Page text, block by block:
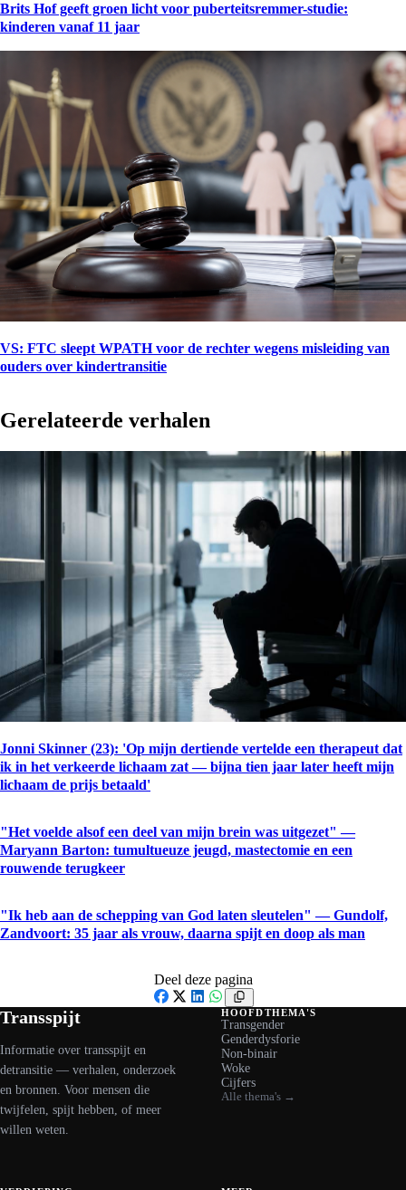
Brits Hof geeft groen licht voor puberteitsremmer-studie:
kinderen vanaf 11 jaar
VS: FTC sleept WPATH voor de rechter wegens misleiding van
ouders over kindertransitie
Gerelateerde verhalen
Jonni Skinner (23): 'Op mijn dertiende vertelde een therapeut dat
ik in het verkeerde lichaam zat — bijna tien jaar later heeft mijn
lichaam de prijs betaald'
"Het voelde alsof een deel van mijn brein was uitgezet" —
Maryann Barton: tumultueuze jeugd, mastectomie en een
rouwende terugkeer
"Ik heb aan de schepping van God laten sleutelen" — Gundolf,
Zandvoort: 35 jaar als vrouw, daarna spijt en doop als man
Deel deze pagina
Facebook
X LinkedIn
WhatsApp
Transspijt
Informatie over transspijt en
detransitie — verhalen, onderzoek
en bronnen. Voor mensen die
twijfelen, spijt hebben, of meer
willen weten.
HOOFDTHEMA'S
Transgender
Genderdysforie
Non-binair
Woke
Cijfers
Alle thema's →